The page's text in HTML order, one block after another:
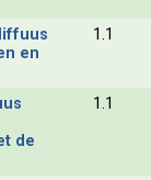
en
1.1
de
1.1